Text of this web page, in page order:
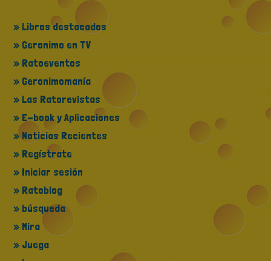
» Libros destacados
» Geronimo en TV
» Ratoeventos
» Geronimomanía
» Las Ratorevistas
» E-book y Aplicaciones
» Noticias Recientes
» Regístrate
» Iniciar sesión
» Ratoblog
» búsqueda
» Mira
» Juega